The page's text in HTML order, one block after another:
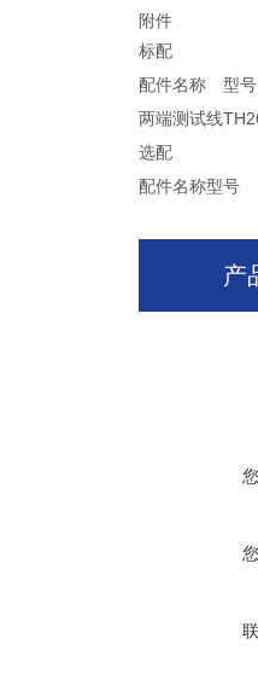
附件
标配
配件名称
型号
两端测试线
选配
配件名称型号
产